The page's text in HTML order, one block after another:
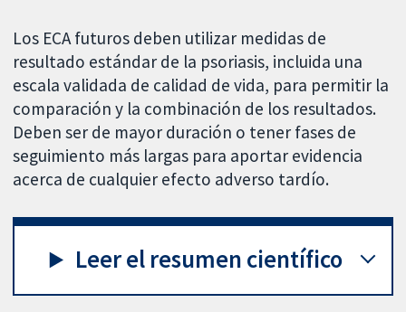
Los ECA futuros deben utilizar medidas de
resultado estándar de la psoriasis, incluida una
escala validada de calidad de vida, para permitir la
comparación y la combinación de los resultados.
Deben ser de mayor duración o tener fases de
seguimiento más largas para aportar evidencia
acerca de cualquier efecto adverso tardío.
Leer el resumen científico